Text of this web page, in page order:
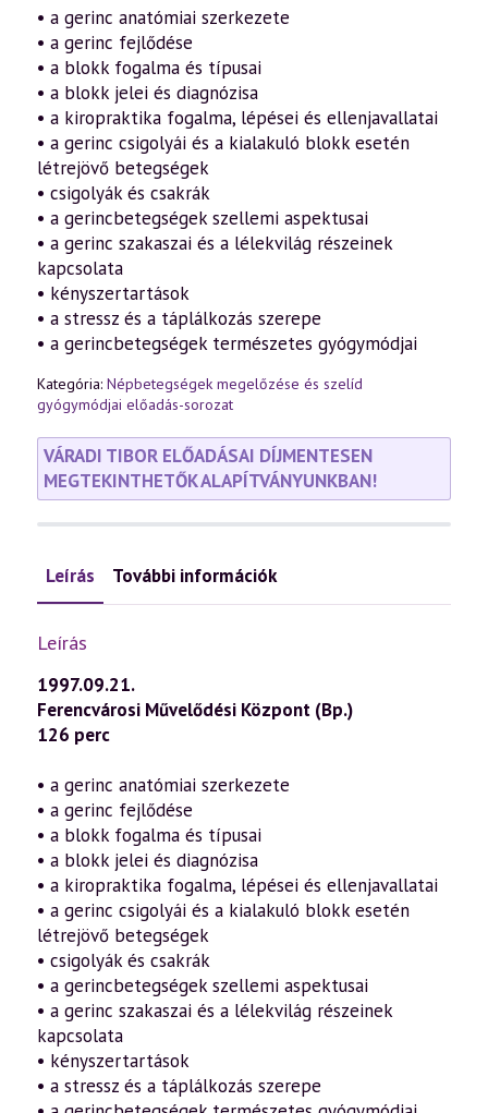
14.
rész
–
Gerincpanaszok
megelőzése
és
gyógyítása
(1997.09.21.)
mennyiség
• a gerinc anatómiai szerkezete
• a gerinc fejlődése
• a blokk fogalma és típusai
• a blokk jelei és diagnózisa
• a kiropraktika fogalma, lépései és ellenjavallatai
• a gerinc csigolyái és a kialakuló blokk esetén
létrejövő betegségek
• csigolyák és csakrák
• a gerincbetegségek szellemi aspektusai
• a gerinc szakaszai és a lélekvilág részeinek
kapcsolata
• kényszertartások
• a stressz és a táplálkozás szerepe
• a gerincbetegségek természetes gyógymódjai
Kategória: Népbetegségek megelőzése és szelíd
gyógymódjai előadás-sorozat
VÁRADI TIBOR ELŐADÁSAI DÍJMENTESEN
MEGTEKINTHETŐK ALAPÍTVÁNYUNKBAN!
Leírás További információk
Leírás
1997.09.21.
Ferencvárosi Művelődési Központ (Bp.)
126 perc
• a gerinc anatómiai szerkezete
• a gerinc fejlődése
• a blokk fogalma és típusai
• a blokk jelei és diagnózisa
• a kiropraktika fogalma, lépései és ellenjavallatai
• a gerinc csigolyái és a kialakuló blokk esetén
létrejövő betegségek
• csigolyák és csakrák
• a gerincbetegségek szellemi aspektusai
• a gerinc szakaszai és a lélekvilág részeinek
kapcsolata
• kényszertartások
• a stressz és a táplálkozás szerepe